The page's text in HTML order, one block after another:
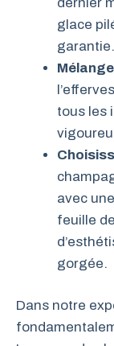
glace
garantie.
tous les
avec
feuille
gorgée.
Dans notre